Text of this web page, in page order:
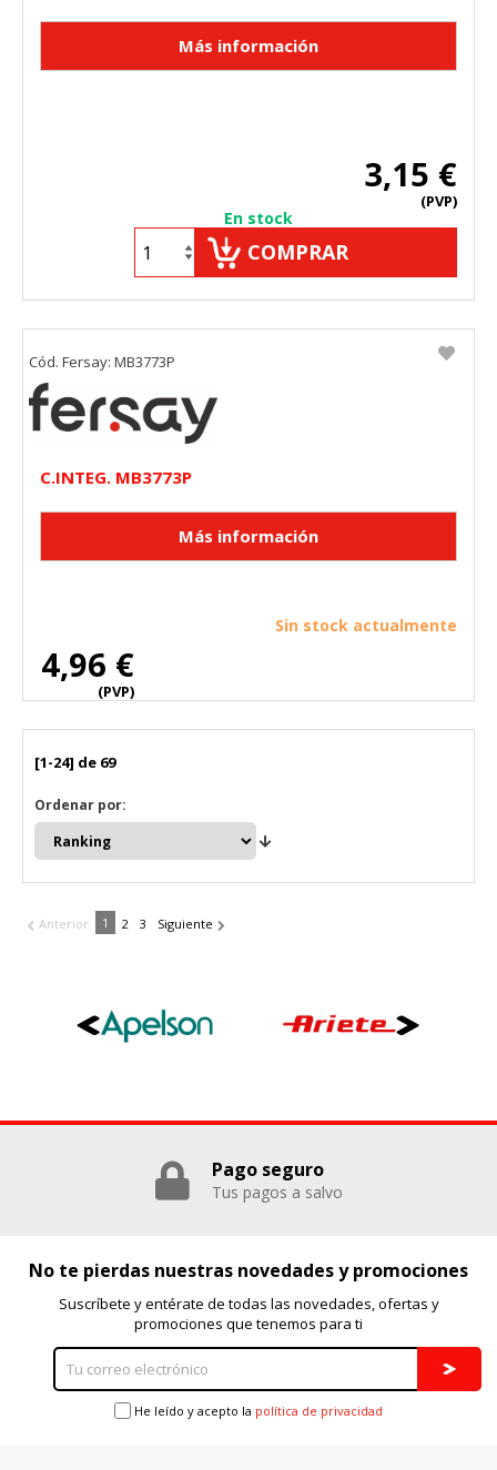
3,15 €
(PVP)
En stock
COMPRAR
C.INTEG. MB3773P
4,96 €
(PVP)
Sin stock actualmente
Cód. Fersay: MB3773P
[1-24] de 69
Ordenar por:
Anterior 1 2 3 Siguiente
Pago seguro
Tus pagos a salvo
No te pierdas nuestras novedades y promociones
Suscríbete y entérate de todas las novedades, ofertas y
promociones que tenemos para ti
He leído y acepto la política de privacidad